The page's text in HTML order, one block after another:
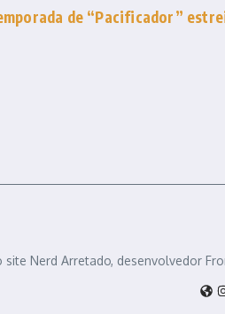
de “Pacificador”
site Nerd Arretado, desenvolvedor